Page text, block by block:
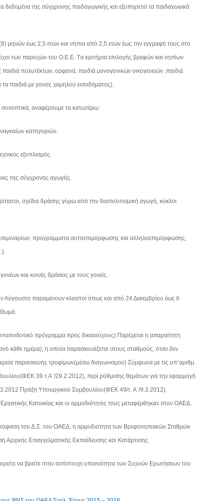
δεδομένα της σύγχρονης παιδαγωγικής και εξυπηρετεί τα παιδαγωγικά
μηνών έως 2,5 ετών και νήπια από 2,5 ετών έως την εγγραφή τους στο
των παροχών του Ο.Ε.Ε. Tα κριτήρια επιλογής βρεφών και νηπίων
πολυτέκτων, ορφανά, παιδιά μονογονικών οικογενειών ,παιδιά
παιδιά με γονείς χαμηλού εισοδήματος).
συνοπτικά, αναφέρουμε τα κατωτέρω:
κατηγοριών.
εξοπλισμός.
της σύγχρονης αγωγής.
σχέδια δράσης γύρω από την διαπολιτισμική αγωγή, κύκλοι
προγράμματα αυτοεπιμόρφωσης και αλληλοεπιμόρφωσης,
και κοινές δράσεις με τους γονείς.
Αύγουστο παραμένουν κλειστοί όπως και από 24 Δεκεμβρίου έως 6
Θωμά.
πρόγραμμα προς δικαιούχους).Παρέχεται η απαραίτητη
κάθε ημέρα), η οποία παρασκευάζεται στους σταθμούς, όταν δεν
παρασκευής τροφίμων(μέσω διαγωνισμού) Σύμφωνα με τις υπ΄αριθμ.
39 τ.Α΄/29.2.2012), περί ρύθμισης θεμάτων για την εφαρμογή
Πράξη Υπουργικού Συμβουλίου(ΦΕΚ 49/τ. Α΄/9.3.2012),
Κατοικίας και οι αρμοδιότητες τους μεταφέρθηκαν στον ΟΑΕΔ.
του Δ.Σ. του ΟΑΕΔ, η αρμοδιότητα των Βρεφονηπιακών Σταθμών
Αρχικής Επαγγελματικής Εκπαίδευσης και Κατάρτισης.
να βρείτε στην αντίστοιχη υποενότητα των Συχνών Ερωτήσεων του